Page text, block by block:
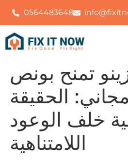
0564483648
تمنح بونص
الحقيقة
خلف الوعود
اللامتناهية